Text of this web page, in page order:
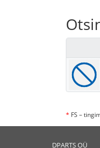
* FS –
DPARTS OÜ